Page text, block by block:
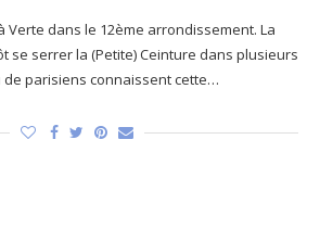
Verte dans le 12ème arrondissement. La
se serrer la (Petite) Ceinture dans plusieurs
de parisiens connaissent cette…